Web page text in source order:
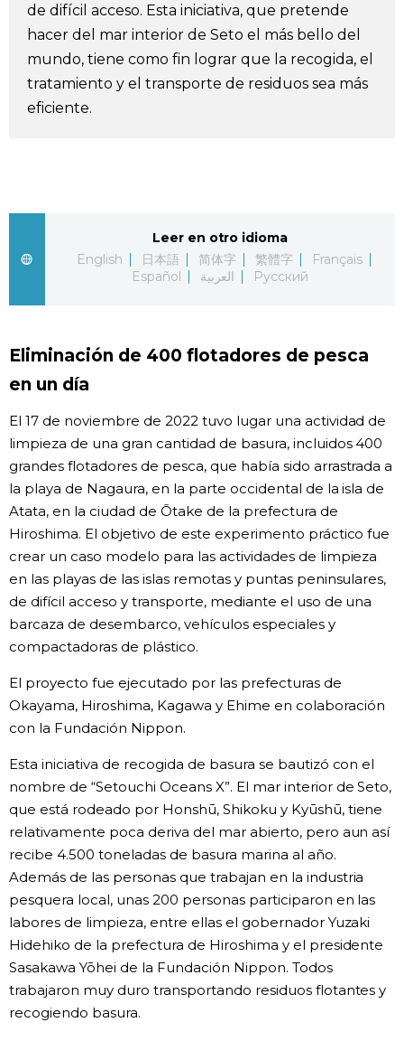
Más
Noticias
Avisos
official SNS
de difícil acceso. Esta iniciativa, que pretende
hacer del mar interior de Seto el más bello del
mundo, tiene como fin lograr que la recogida, el
tratamiento y el transporte de residuos sea más
eficiente.
Leer en otro idioma
English
日本語 简体字 繁體字
Français
Español
العربية Русский
Eliminación de 400 flotadores de pesca
en un día
El 17 de noviembre de 2022 tuvo lugar una actividad de
limpieza de una gran cantidad de basura, incluidos 400
grandes flotadores de pesca, que había sido arrastrada a
la playa de Nagaura, en la parte occidental de la isla de
Atata, en la ciudad de Ōtake de la prefectura de
Hiroshima. El objetivo de este experimento práctico fue
crear un caso modelo para las actividades de limpieza
en las playas de las islas remotas y puntas peninsulares,
de difícil acceso y transporte, mediante el uso de una
barcaza de desembarco, vehículos especiales y
compactadoras de plástico.
El proyecto fue ejecutado por las prefecturas de
Okayama, Hiroshima, Kagawa y Ehime en colaboración
con la Fundación Nippon.
Esta iniciativa de recogida de basura se bautizó con el
nombre de “Setouchi Oceans X”. El mar interior de Seto,
que está rodeado por Honshū, Shikoku y Kyūshū, tiene
relativamente poca deriva del mar abierto, pero aun así
recibe 4.500 toneladas de basura marina al año.
Además de las personas que trabajan en la industria
pesquera local, unas 200 personas participaron en las
labores de limpieza, entre ellas el gobernador Yuzaki
Hidehiko de la prefectura de Hiroshima y el presidente
Sasakawa Yōhei de la Fundación Nippon. Todos
trabajaron muy duro transportando residuos flotantes y
recogiendo basura.